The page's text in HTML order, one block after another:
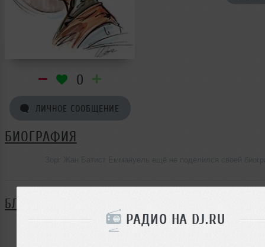
РАДИО НА DJ.RU
0
ЛИЧНОЕ СООБЩЕНИЕ
БИОГРАФИЯ
БЛОГ